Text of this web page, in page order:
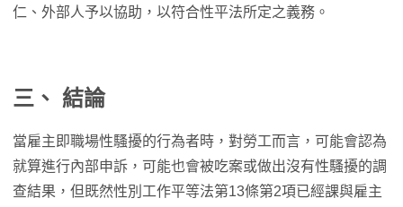
仁、外部人予以協助，以符合性平法所定之義務。
三、 結論
當雇主即職場性騷擾的行為者時，對勞工而言，可能會認為
就算進行內部申訴，可能也會被吃案或做出沒有性騷擾的調
查結果，但既然性別工作平等法第13條第2項已經課與雇主